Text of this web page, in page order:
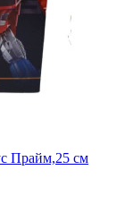
Прайм,25 см